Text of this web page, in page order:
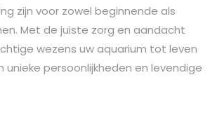
zijn voor zowel beginnende als
Met de juiste zorg en aandacht
wezens uw aquarium tot leven
unieke persoonlijkheden en levendige